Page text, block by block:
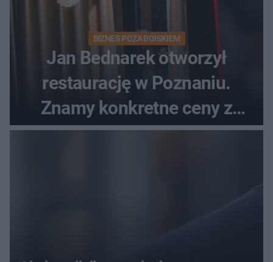
BIZNES POZA BOISKIEM
Jan Bednarek otworzył
restaurację w Poznaniu.
Znamy konkretne ceny z
menu